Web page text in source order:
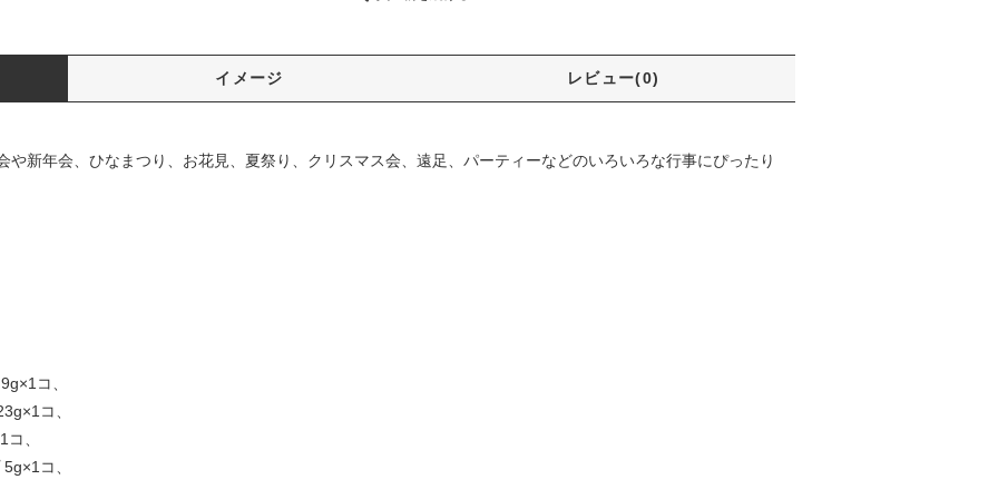
イメージ レビュー(0)
や新年会、ひなまつり、お花見、夏祭り、クリスマス会、遠足、パーティーなどのいろいろな行事にぴったり
コ、
コ、
、
コ、